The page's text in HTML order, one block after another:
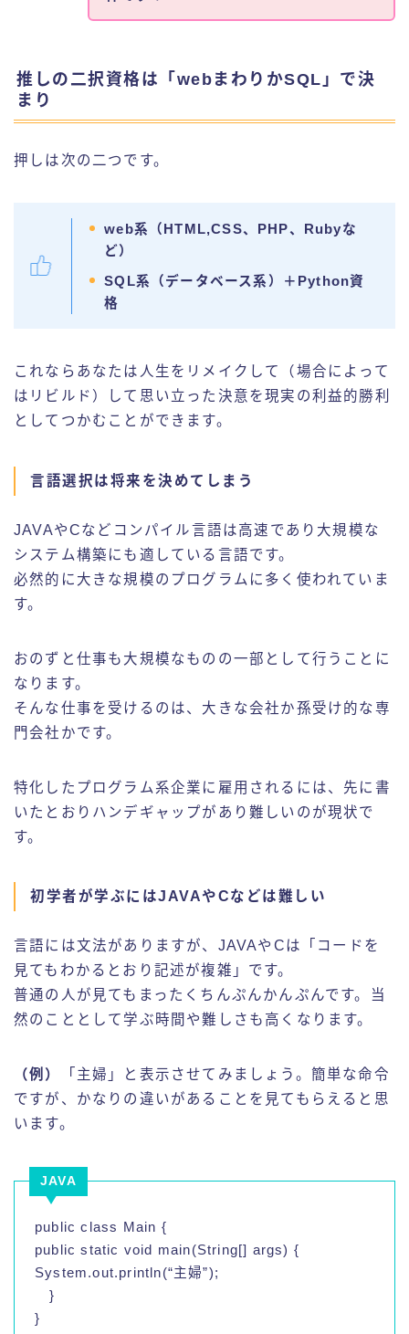
推しの二択資格は「webまわりかSQL」で決
まり
押しは次の二つです。
web系（HTML,CSS、PHP、Rubyな
ど）
SQL系（データベース系）＋Python資
格
これならあなたは人生をリメイクして（場合によって
はリビルド）して思い立った決意を現実の利益的勝利
としてつかむことができます。
言語選択は将来を決めてしまう
JAVAやCなどコンパイル言語は高速であり大規模な
システム構築にも適している言語です。
必然的に大きな規模のプログラムに多く使われていま
す。
おのずと仕事も大規模なものの一部として行うことに
なります。
そんな仕事を受けるのは、大きな会社か孫受け的な専
門会社かです。
特化したプログラム系企業に雇用されるには、先に書
いたとおりハンデギャップがあり難しいのが現状で
す。
初学者が学ぶにはJAVAやCなどは難しい
言語には文法がありますが、JAVAやCは「コードを
見てもわかるとおり記述が複雑」です。
普通の人が見てもまったくちんぷんかんぷんです。当
然のこととして学ぶ時間や難しさも高くなります。
（例）
「主婦」と表示させてみましょう。簡単な命令
ですが、かなりの違いがあることを見てもらえると思
います。
JAVA
public class Main {
public static void main(String[] args) {
System.out.println(“主婦”);
}
}